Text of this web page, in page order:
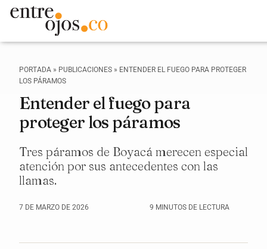
PORTADA » PUBLICACIONES » ENTENDER EL FUEGO PARA PROTEGER
LOS PÁRAMOS
Entender el fuego para
proteger los páramos
Tres páramos de Boyacá merecen especial
atención por sus antecedentes con las
llamas.
7 DE MARZO DE 2026 9 MINUTOS DE LECTURA